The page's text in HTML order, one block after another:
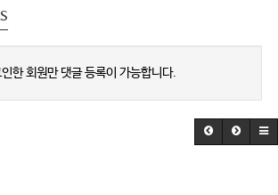
한 회원만 댓글 등록이 가능합니다.